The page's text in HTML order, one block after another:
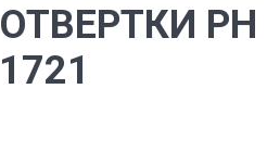
ЯКОРЯ, КРЕПЕЖИ
ОТВЕРТКИ PH
1721